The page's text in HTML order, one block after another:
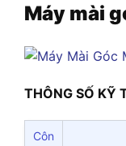
Máy mài
THÔNG SỐ KỸ
Côn